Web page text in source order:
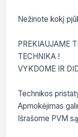
Nežinote kokį
PREKIAUJAME
TECHNIKA !
VYKDOME IR
Technikos
Apmokėjimas
Išrašome PVM